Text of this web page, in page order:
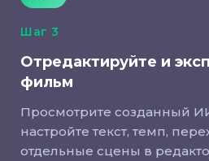
Шаг 3
Отредактируйте и
фильм
Просмотрите созданный
настройте текст, темп,
отдельные сцены в